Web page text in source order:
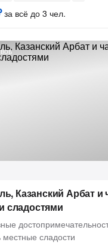
за всё до 3 чел.
Казанский Арбат и
сладостями
местные сладости